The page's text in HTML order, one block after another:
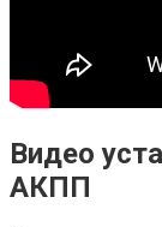
Видео
АКПП